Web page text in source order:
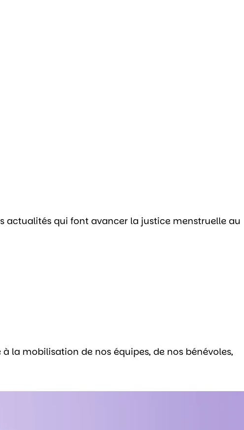
actualités qui font avancer la justice menstruelle au
la mobilisation de nos équipes, de nos bénévoles,